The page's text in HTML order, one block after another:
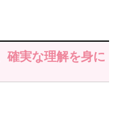
確実な理解を身に